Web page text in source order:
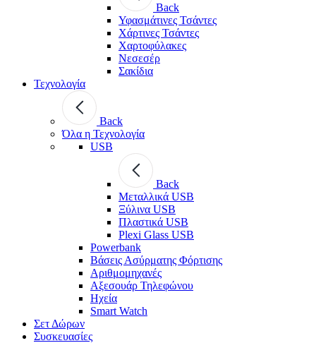
Back
Υφασμάτινες Τσάντες
Χάρτινες Τσάντες
Χαρτοφύλακες
Νεσεσέρ
Σακίδια
Τεχνολογία
Back
Όλα η Τεχνολογία
USB
Back
Μεταλλικά USB
Ξύλινα USB
Πλαστικά USB
Plexi Glass USB
Powerbank
Βάσεις Ασύρματης Φόρτισης
Αριθμομηχανές
Αξεσουάρ Τηλεφώνου
Ηχεία
Smart Watch
Σετ Δώρων
Συσκευασίες